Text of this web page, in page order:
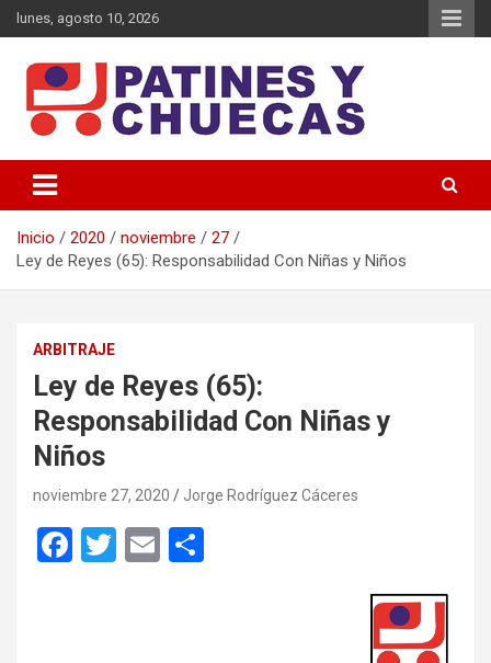
Saltar
al
lunes, agosto 10, 2026
Patines y Chuecas
Inicio 2020 noviembre
27
Ley de Reyes (65): Responsabilidad Con Niñas y Niños
ARBITRAJE
Ley de Reyes (65):
Responsabilidad Con Niñas y
Niños
noviembre 27, 2020 Jorge Rodríguez Cáceres
F
T
E